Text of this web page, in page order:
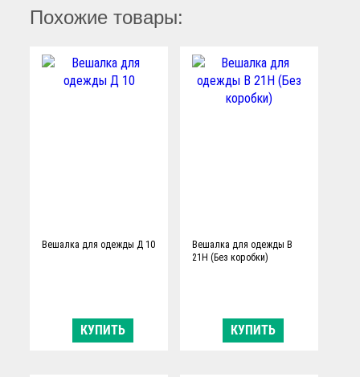
Похожие товары:
Вешалка для одежды Д 10
КУПИТЬ
Вешалка для одежды В
21Н (Без коробки)
КУПИТЬ